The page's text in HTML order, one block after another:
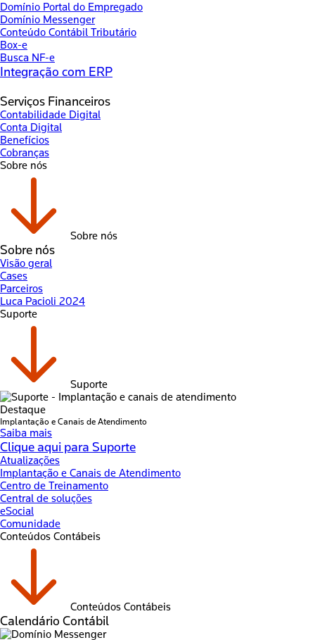
Domínio Portal do Empregado
Domínio Messenger
Conteúdo Contábil Tributário
Box-e
Busca NF-e
Integração com ERP
Serviços Financeiros
Contabilidade Digital
Conta Digital
Benefícios
Cobranças
Sobre nós
Sobre nós
Sobre nós
Visão geral
Cases
Parceiros
Luca Pacioli 2024
Suporte
Suporte
Destaque
Implantação e Canais de Atendimento
Saiba mais
Clique aqui para Suporte
Atualizações
Implantação e Canais de Atendimento
Centro de Treinamento
Central de soluções
eSocial
Comunidade
Conteúdos Contábeis
Conteúdos Contábeis
Calendário Contábil